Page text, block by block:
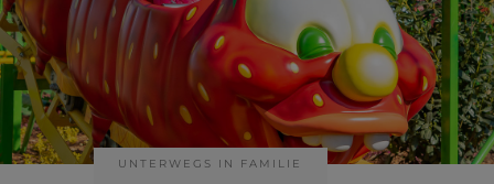
KUNST & KULTUR